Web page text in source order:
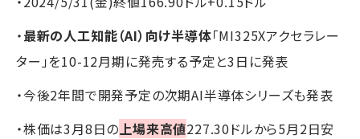
・最新の人工知能（AI）向け半導体「MI325Xアクセラレー
ター」を10-12月期に発売する予定と3日に発表
・今後2年間で開発予定の次期AI半導体シリーズも発表
・株価は3月8日の 上場来高値227.30ドルから5月2日安